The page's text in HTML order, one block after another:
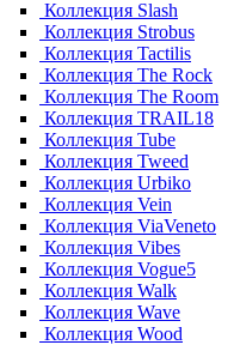
Коллекция Slash
Коллекция Strobus
Коллекция Tactilis
Коллекция The Rock
Коллекция The Room
Коллекция TRAIL18
Коллекция Tube
Коллекция Tweed
Коллекция Urbiko
Коллекция Vein
Коллекция ViaVeneto
Коллекция Vibes
Коллекция Vogue5
Коллекция Walk
Коллекция Wave
Коллекция Wood